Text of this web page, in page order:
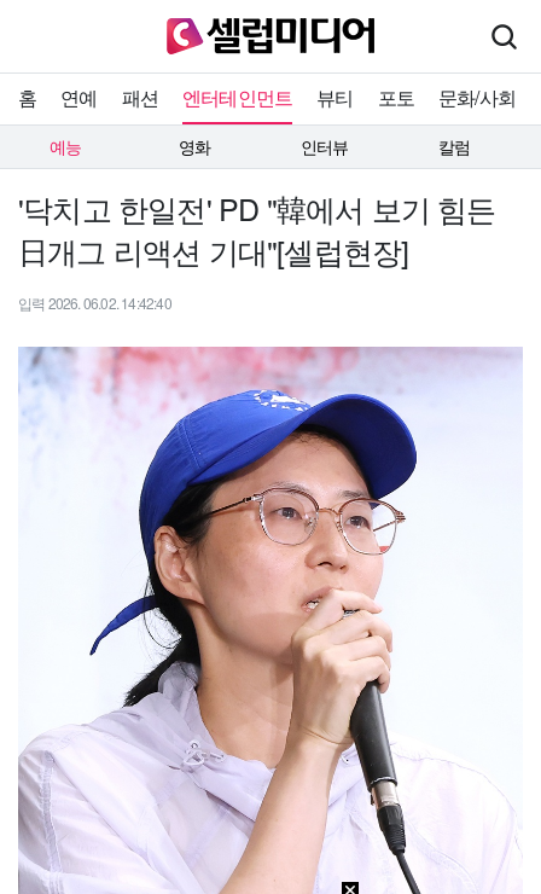
홈 연예 패션 엔터테인먼트 뷰티 포토 문화/사회
예능 영화 인터뷰 칼럼
'닥치고 한일전' PD "韓에서 보기 힘든
日개그 리액션 기대"[셀럽현장]
입력 2026. 06.02. 14:42:40